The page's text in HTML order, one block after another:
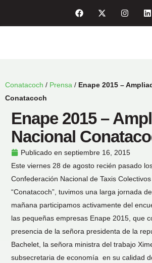
Conatacoch / Prensa / Enape 2015 –
Conatacoch
Enape 2015 –
Nacional
Publicado en septiembre 16, 2015
Este viernes 28 de agosto recién pasado
Confederación Nacional de Taxis
“Conatacoch”, tuvimos una larga jornada
mañana participamos activamente del
las pequeñas empresas Enape 2015, que
presencia de la señora presidenta de la
Bachelet, la señora ministra del trabajo
subsecretaria de economía en su calidad